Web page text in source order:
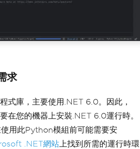
求
式庫，主要使用.NET 6.0。因此，
您的機器上安裝.NET 6.0運行時。
用此Python模組前可能需要安
.NET網站 上找到所需的運行時環